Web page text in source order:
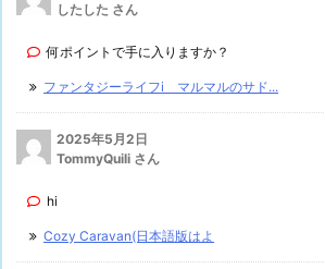
したした さん
何ポイントで手に入りますか？
ファンタジーライフi マルマルのサド...
2025年5月2日
TommyQuili さん
hi
Cozy Caravan(日本語版はよ